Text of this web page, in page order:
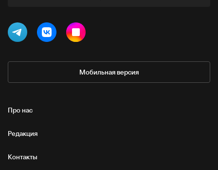
Мобильная версия
Про нас
Редакция
Контакты